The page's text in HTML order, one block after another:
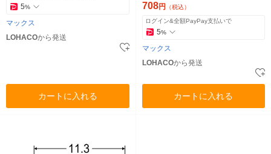
5%
マックス
LOHACOから発送
カートに入れる
708円 （税込）
ログイン&全額PayPay支払いで
5%
マックス
LOHACOから発送
カートに入れる